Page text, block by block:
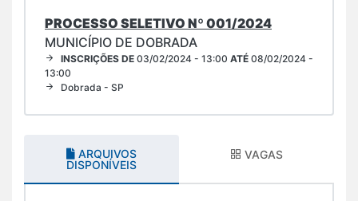
PROCESSO SELETIVO Nº 001/2024
MUNICÍPIO DE DOBRADA
INSCRIÇÕES DE 03/02/2024 - 13:00 ATÉ 08/02/2024 -
13:00
Dobrada - SP
ARQUIVOS
DISPONÍVEIS
VAGAS